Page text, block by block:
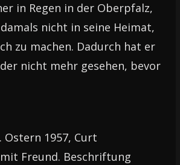
in Regen in der Oberpfalz,
nicht in seine Heimat,
zu machen. Dadurch hat er
nicht mehr gesehen, bevor
Ostern 1957, Curt
Freund. Beschriftung